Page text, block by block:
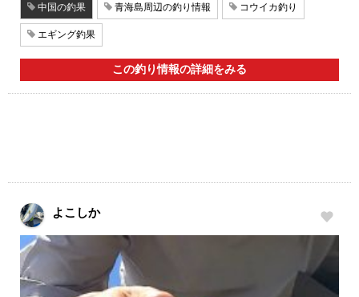
中国の釣果 青海島周辺の釣り情報 コウイカ釣り
エギング釣果
この釣り情報の詳細をみる
よこしか